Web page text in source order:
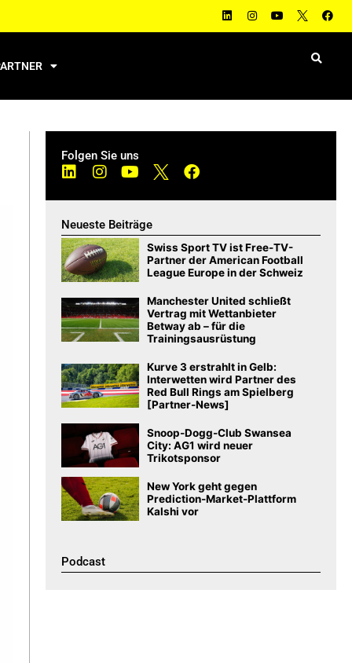
Folgen Sie uns
Neueste Beiträge
Swiss Sport TV ist Free-TV-
Partner der American Football
League Europe in der Schweiz
Manchester United schließt
Vertrag mit Wettanbieter
Betway ab – für die
Trainingsausrüstung
Kurve 3 erstrahlt in Gelb:
Interwetten wird Partner des
Red Bull Rings am Spielberg
[Partner-News]
Snoop-Dogg-Club Swansea
City: AG1 wird neuer
Trikotsponsor
New York geht gegen
Prediction-Market-Plattform
Kalshi vor
Podcast​